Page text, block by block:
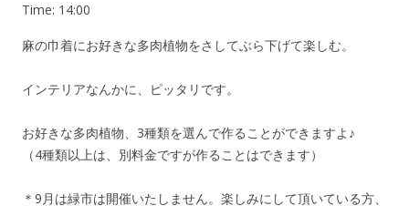
Time: 14:00
麻の巾着にお好きな多肉植物をさしてぶら下げて楽しむ。
インテリアなんかに、ピッタリです。
お好きな多肉植物、3種類を選んで作ることができますよ♪
（4種類以上は、別料金ですが作ることはできます）
＊9月は緑市は開催いたしません。楽しみにして頂いている方、